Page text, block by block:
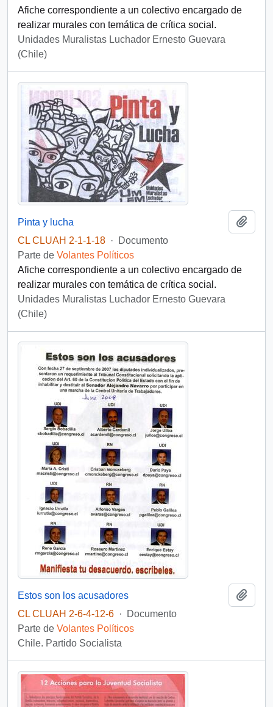
Afiche correspondiente a un colectivo encargado de
realizar murales con temática de crítica social.
Unidades Muralistas Luchador Ernesto Guevara
(Chile)
Pinta y lucha
CL CLUAH 2-1-1-18 ·
Documento
Parte de Volantes Políticos
Afiche correspondiente a un colectivo encargado de
realizar murales con temática de crítica social.
Unidades Muralistas Luchador Ernesto Guevara
(Chile)
Estos son los acusadores
CL CLUAH 2-6-4-12-6 ·
Documento
Parte de Volantes Políticos
Chile. Partido Socialista